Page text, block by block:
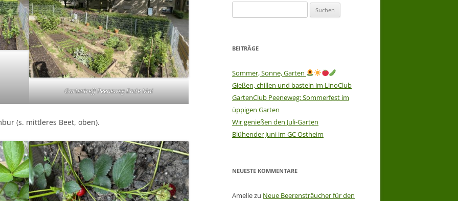
Gartentreff Peeneweg Ende Mai
(s. mittleres Beet, oben).
nach:
BEITRÄGE
Sommer, Sonne, Garten
Gießen, chillen und basteln im LinoClub
GartenClub Peeneweg: Sommerfest im
üppigen Garten
Wir genießen den Juli-Garten
Blühender Juni im GC Ostheim
NEUESTE KOMMENTARE
Ameliezu Neue Beerensträucher für den